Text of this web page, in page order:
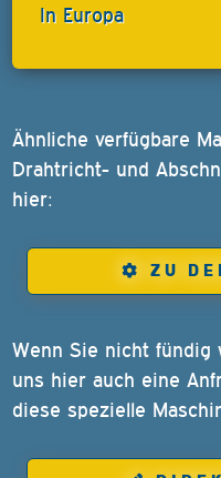
In Europa
Ähnliche verfügbare
Drahtricht- und
hier:
ZU
Wenn Sie nicht fündig
uns hier auch eine
diese spezielle